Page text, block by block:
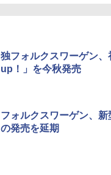
独フォルクスワーゲン
up！」を今秋発売
フォルクスワーゲン、新
の発売を延期